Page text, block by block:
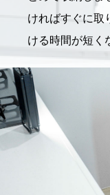
ければすぐに取
ける時間が短く